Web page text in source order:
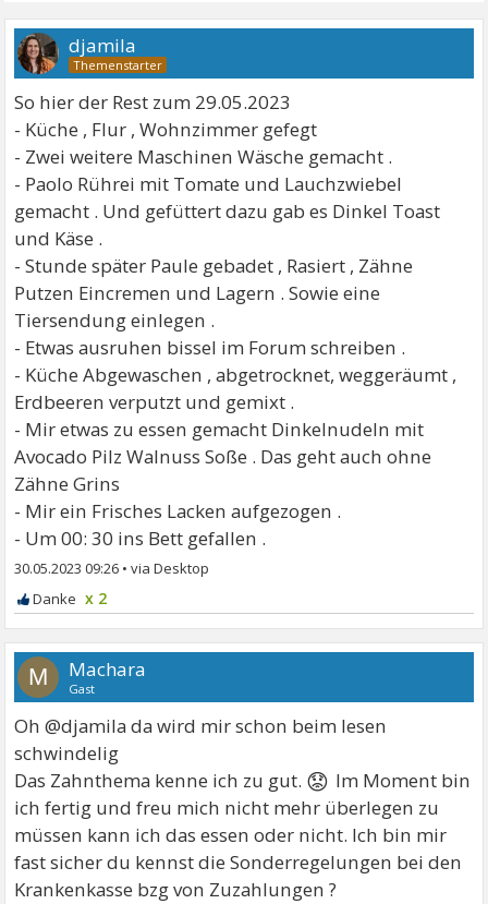
djamila
So hier der Rest zum 29.05.2023
- Küche , Flur , Wohnzimmer gefegt
- Zwei weitere Maschinen Wäsche gemacht .
- Paolo Rührei mit Tomate und Lauchzwiebel
gemacht . Und gefüttert dazu gab es Dinkel Toast
und Käse .
- Stunde später Paule gebadet , Rasiert , Zähne
Putzen Eincremen und Lagern . Sowie eine
Tiersendung einlegen .
- Etwas ausruhen bissel im Forum schreiben .
- Küche Abgewaschen , abgetrocknet, weggeräumt ,
Erdbeeren verputzt und gemixt .
- Mir etwas zu essen gemacht Dinkelnudeln mit
Avocado Pilz Walnuss Soße . Das geht auch ohne
Zähne Grins
- Mir ein Frisches Lacken aufgezogen .
- Um 00: 30 ins Bett gefallen .
30.05.2023 09:26 •
x 2
M Machara
Gast
Oh @djamila da wird mir schon beim lesen
schwindelig
Das Zahnthema kenne ich zu gut. 😟 Im Moment bin
ich fertig und freu mich nicht mehr überlegen zu
müssen kann ich das essen oder nicht. Ich bin mir
fast sicher du kennst die Sonderregelungen bei den
Krankenkasse bzg von Zuzahlungen ?